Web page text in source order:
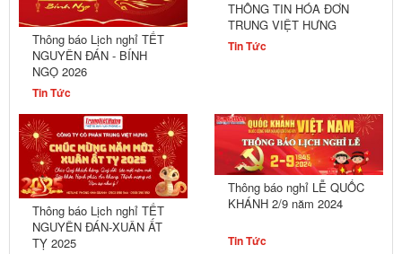
Thông báo Lịch nghỉ TẾT
NGUYÊN ĐÁN - BÍNH
NGỌ 2026
Tin Tức
THÔNG TIN HÓA ĐƠN
TRUNG VIỆT HƯNG
Tin Tức
Thông báo Lịch nghỉ TẾT
NGUYÊN ĐÁN-XUÂN ẤT
TỴ 2025
Thông báo nghỉ LỄ QUỐC
KHÁNH 2/9 năm 2024
Tin Tức